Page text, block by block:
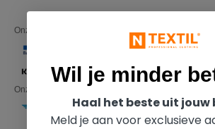
Onze financiële partners
Onze transporteurs
Wil je minder
Haal het beste uit jouw
Meld je aan voor exclusieve